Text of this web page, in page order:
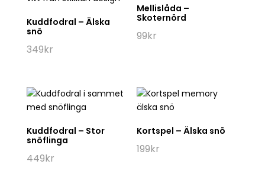
Kuddfodral – Älska
snö
349kr
Mellislåda –
Skoternörd
99kr
Kuddfodral – Stor
snöflinga
449kr
Kortspel – Älska snö
199kr